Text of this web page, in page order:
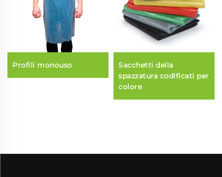
Profili monouso
Sacchetti della
spazzatura codificati per
colore